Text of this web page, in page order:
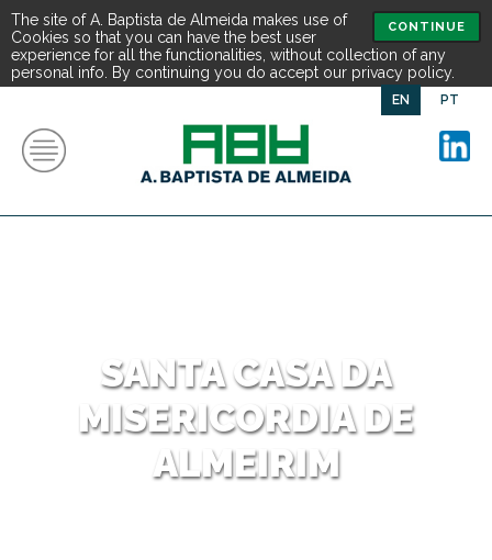
CONTINUE
The site of A. Baptista de Almeida makes use of
Cookies so that you can have the best user
experience for all the functionalities, without collection of any
personal info. By continuing you do accept our privacy policy.
EN PT
SANTA CASA DA
MISERICORDIA DE
ALMEIRIM